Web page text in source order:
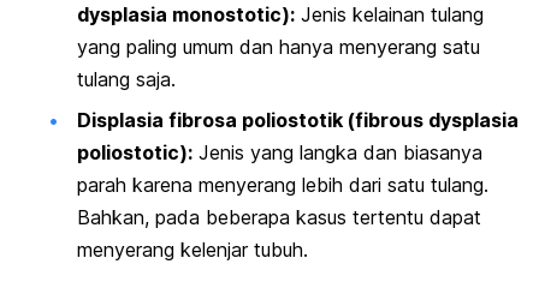
dysplasia monostotic): Jenis kelainan tulang
yang paling umum dan hanya menyerang satu
tulang saja.
Displasia fibrosa poliostotik (fibrous dysplasia
poliostotic): Jenis yang langka dan biasanya
parah karena menyerang lebih dari satu tulang.
Bahkan, pada beberapa kasus tertentu dapat
menyerang kelenjar tubuh.